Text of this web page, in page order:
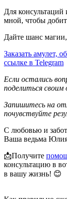
Для
мной, чтобы
Дайте шанс
Заказать амулет,
ссылке в Telegram
Если остались
поделиться
Запишитесь на
почувствуйте
С любовью и
Ваша ведьма
📩Получите
консультацию в
в вашу жизнь! 😊